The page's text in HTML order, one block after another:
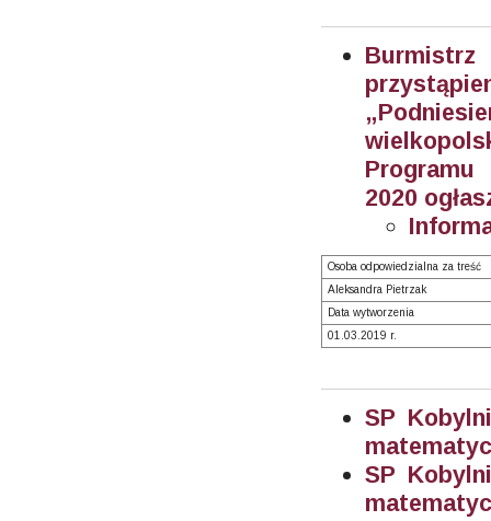
2020
Osoba odpowiedzialna za treść
Aleksandra Pietrzak
Data wytworzenia
01.03.2019 r.
SP
SP